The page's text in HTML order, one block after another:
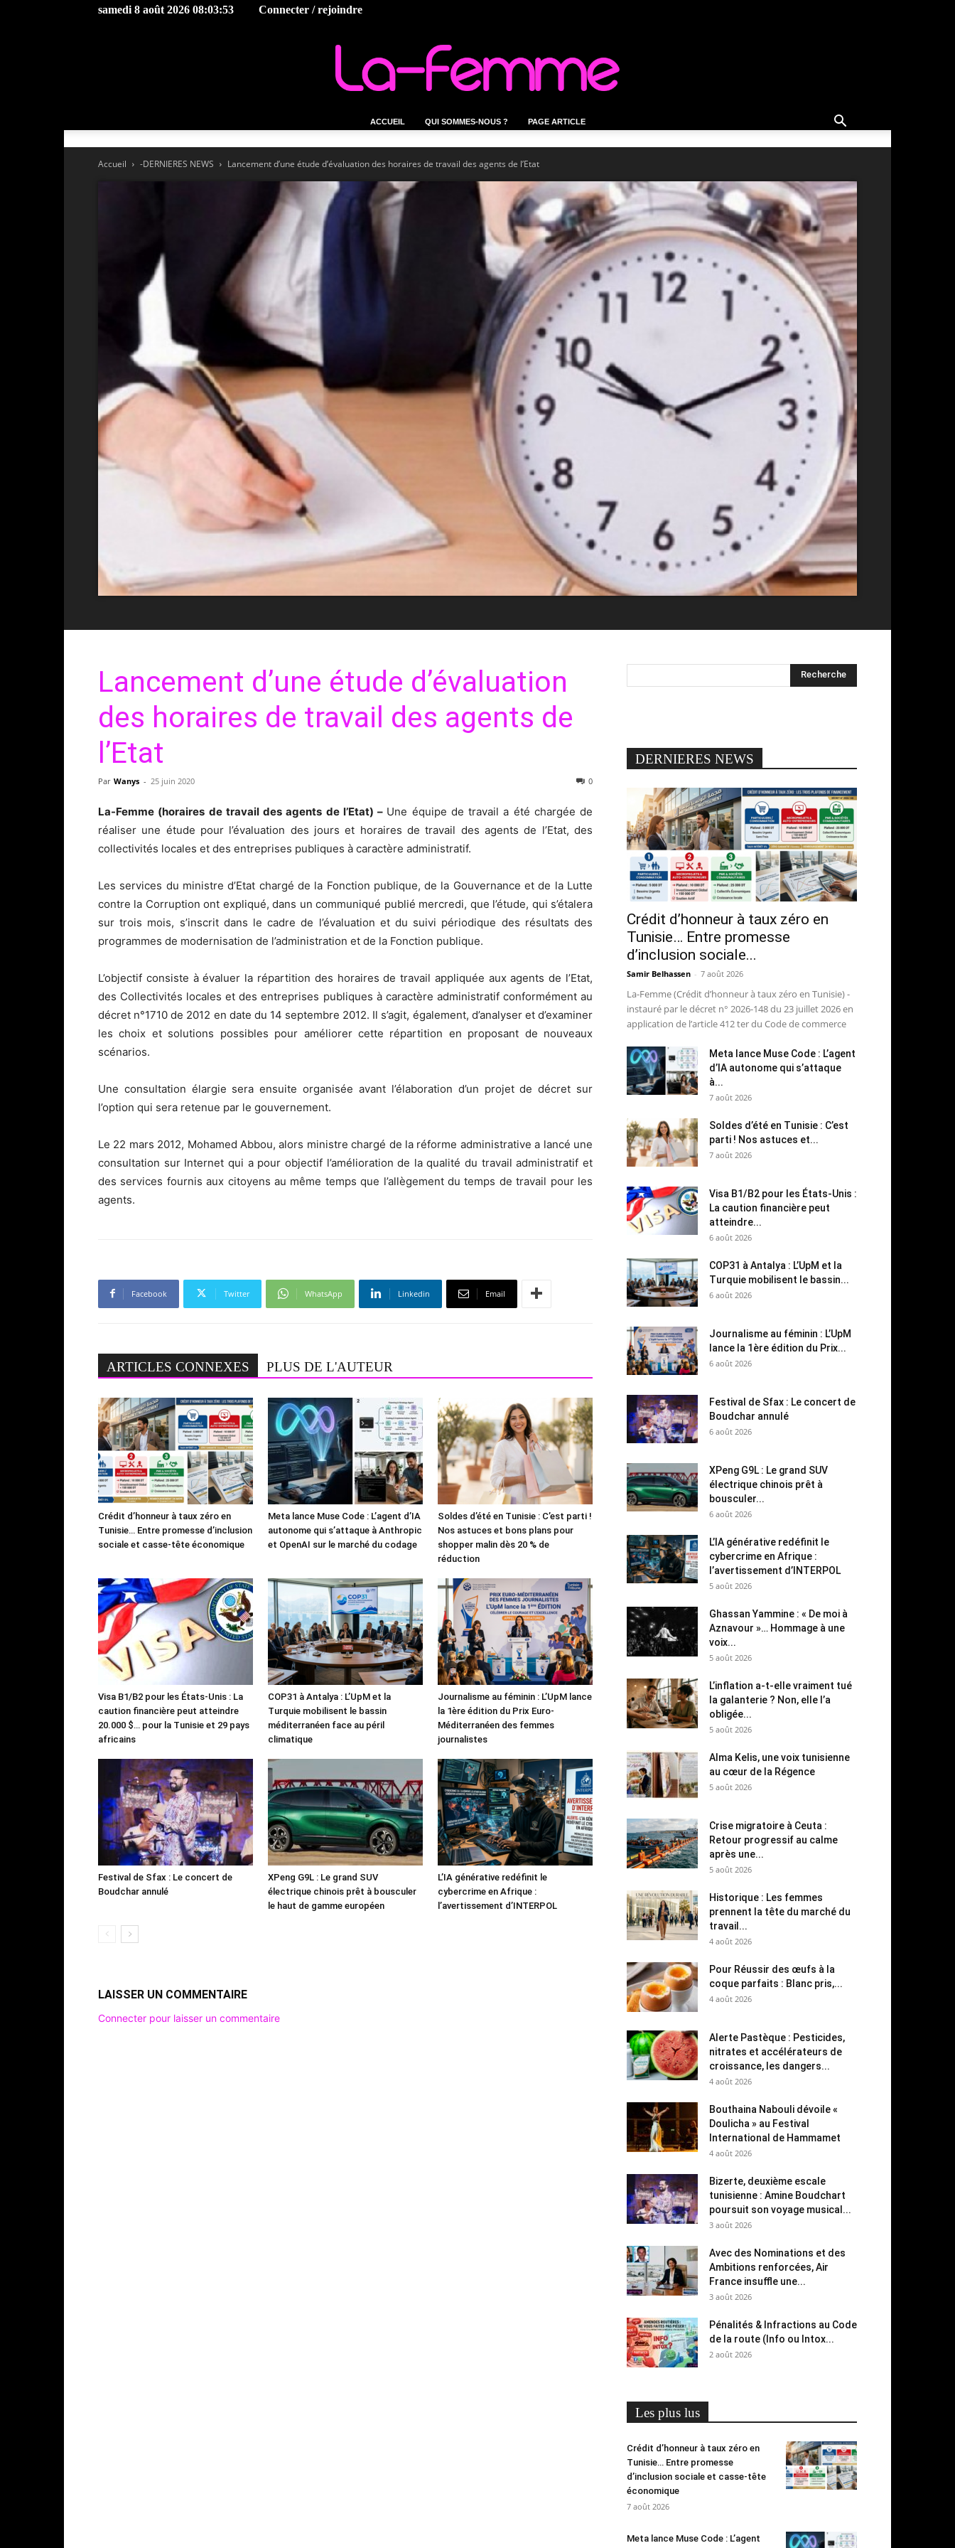
samedi 8 août 2026 08:03:53 Connecter / rejoindre
femme.tn
ACCUEIL QUI SOMMES-NOUS ? PAGE ARTICLE
Accueil -DERNIERES NEWS Lancement d’une étude d’évaluation des horaires de travail des agents de l’Etat
Lancement d’une étude d’évaluation
des horaires de travail des agents de
l’Etat
Par Wanys - 25 juin 2020 0
La-Femme (horaires de travail des agents de l’Etat) – Une équipe de travail a été chargée de
réaliser une étude pour l’évaluation des jours et horaires de travail des agents de l’Etat, des
collectivités locales et des entreprises publiques à caractère administratif.
Les services du ministre d’Etat chargé de la Fonction publique, de la Gouvernance et de la Lutte
contre la Corruption ont expliqué, dans un communiqué publié mercredi, que l’étude, qui s’étalera
sur trois mois, s’inscrit dans le cadre de l’évaluation et du suivi périodique des résultats des
programmes de modernisation de l’administration et de la Fonction publique.
L’objectif consiste à évaluer la répartition des horaires de travail appliquée aux agents de l’Etat,
des Collectivités locales et des entreprises publiques à caractère administratif conformément au
décret n°1710 de 2012 en date du 14 septembre 2012. Il s’agit, également, d’analyser et d’examiner
les choix et solutions possibles pour améliorer cette répartition en proposant de nouveaux
scénarios.
Une consultation élargie sera ensuite organisée avant l’élaboration d’un projet de décret sur
l’option qui sera retenue par le gouvernement.
Le 22 mars 2012, Mohamed Abbou, alors ministre chargé de la réforme administrative a lancé une
consultation sur Internet qui a pour objectif l’amélioration de la qualité du travail administratif et
des services fournis aux citoyens au même temps que l’allègement du temps de travail pour les
agents.
Facebook Twitter WhatsApp Linkedin Email
ARTICLES CONNEXES PLUS DE L'AUTEUR
Crédit d’honneur à taux zéro en
Tunisie… Entre promesse d’inclusion
sociale et casse-tête économique
Meta lance Muse Code : L’agent d’IA
autonome qui s’attaque à Anthropic
et OpenAI sur le marché du codage
Soldes d’été en Tunisie : C’est parti !
Nos astuces et bons plans pour
shopper malin dès 20 % de
réduction
Visa B1/B2 pour les États-Unis : La
caution financière peut atteindre
20.000 $… pour la Tunisie et 29 pays
africains
COP31 à Antalya : L’UpM et la
Turquie mobilisent le bassin
méditerranéen face au péril
climatique
Journalisme au féminin : L’UpM lance
la 1ère édition du Prix Euro-
Méditerranéen des femmes
journalistes
Festival de Sfax : Le concert de
Boudchar annulé
XPeng G9L : Le grand SUV
électrique chinois prêt à bousculer
le haut de gamme européen
L’IA générative redéfinit le
cybercrime en Afrique :
l’avertissement d’INTERPOL
LAISSER UN COMMENTAIRE
Connecter pour laisser un commentaire
DERNIERES NEWS
Crédit d’honneur à taux zéro en
Tunisie… Entre promesse
d’inclusion sociale...
Samir Belhassen - 7 août 2026
La-Femme (Crédit d’honneur à taux zéro en Tunisie) -
instauré par le décret n° 2026-148 du 23 juillet 2026 en
application de l’article 412 ter du Code de commerce
Meta lance Muse Code : L’agent
d’IA autonome qui s’attaque
à...
7 août 2026
Soldes d’été en Tunisie : C’est
parti ! Nos astuces et...
7 août 2026
Visa B1/B2 pour les États-Unis :
La caution financière peut
atteindre...
6 août 2026
COP31 à Antalya : L’UpM et la
Turquie mobilisent le bassin...
6 août 2026
Journalisme au féminin : L’UpM
lance la 1ère édition du Prix...
6 août 2026
Festival de Sfax : Le concert de
Boudchar annulé
6 août 2026
XPeng G9L : Le grand SUV
électrique chinois prêt à
bousculer...
6 août 2026
L’IA générative redéfinit le
cybercrime en Afrique :
l’avertissement d’INTERPOL
5 août 2026
Ghassan Yammine : « De moi à
Aznavour »… Hommage à une
voix...
5 août 2026
L’inflation a-t-elle vraiment tué
la galanterie ? Non, elle l’a
obligée...
5 août 2026
Alma Kelis, une voix tunisienne
au cœur de la Régence
5 août 2026
Crise migratoire à Ceuta :
Retour progressif au calme
après une...
5 août 2026
Historique : Les femmes
prennent la tête du marché du
travail...
4 août 2026
Pour Réussir des œufs à la
coque parfaits : Blanc pris,...
4 août 2026
Alerte Pastèque : Pesticides,
nitrates et accélérateurs de
croissance, les dangers...
4 août 2026
Bouthaina Nabouli dévoile «
Doulicha » au Festival
International de Hammamet
4 août 2026
Bizerte, deuxième escale
tunisienne : Amine Boudchart
poursuit son voyage musical...
3 août 2026
Avec des Nominations et des
Ambitions renforcées, Air
France insuffle une...
3 août 2026
Pénalités & Infractions au Code
de la route (Info ou Intox...
2 août 2026
Les plus lus
Crédit d’honneur à taux zéro en
Tunisie… Entre promesse
d’inclusion sociale et casse-tête
économique
7 août 2026
Meta lance Muse Code : L’agent